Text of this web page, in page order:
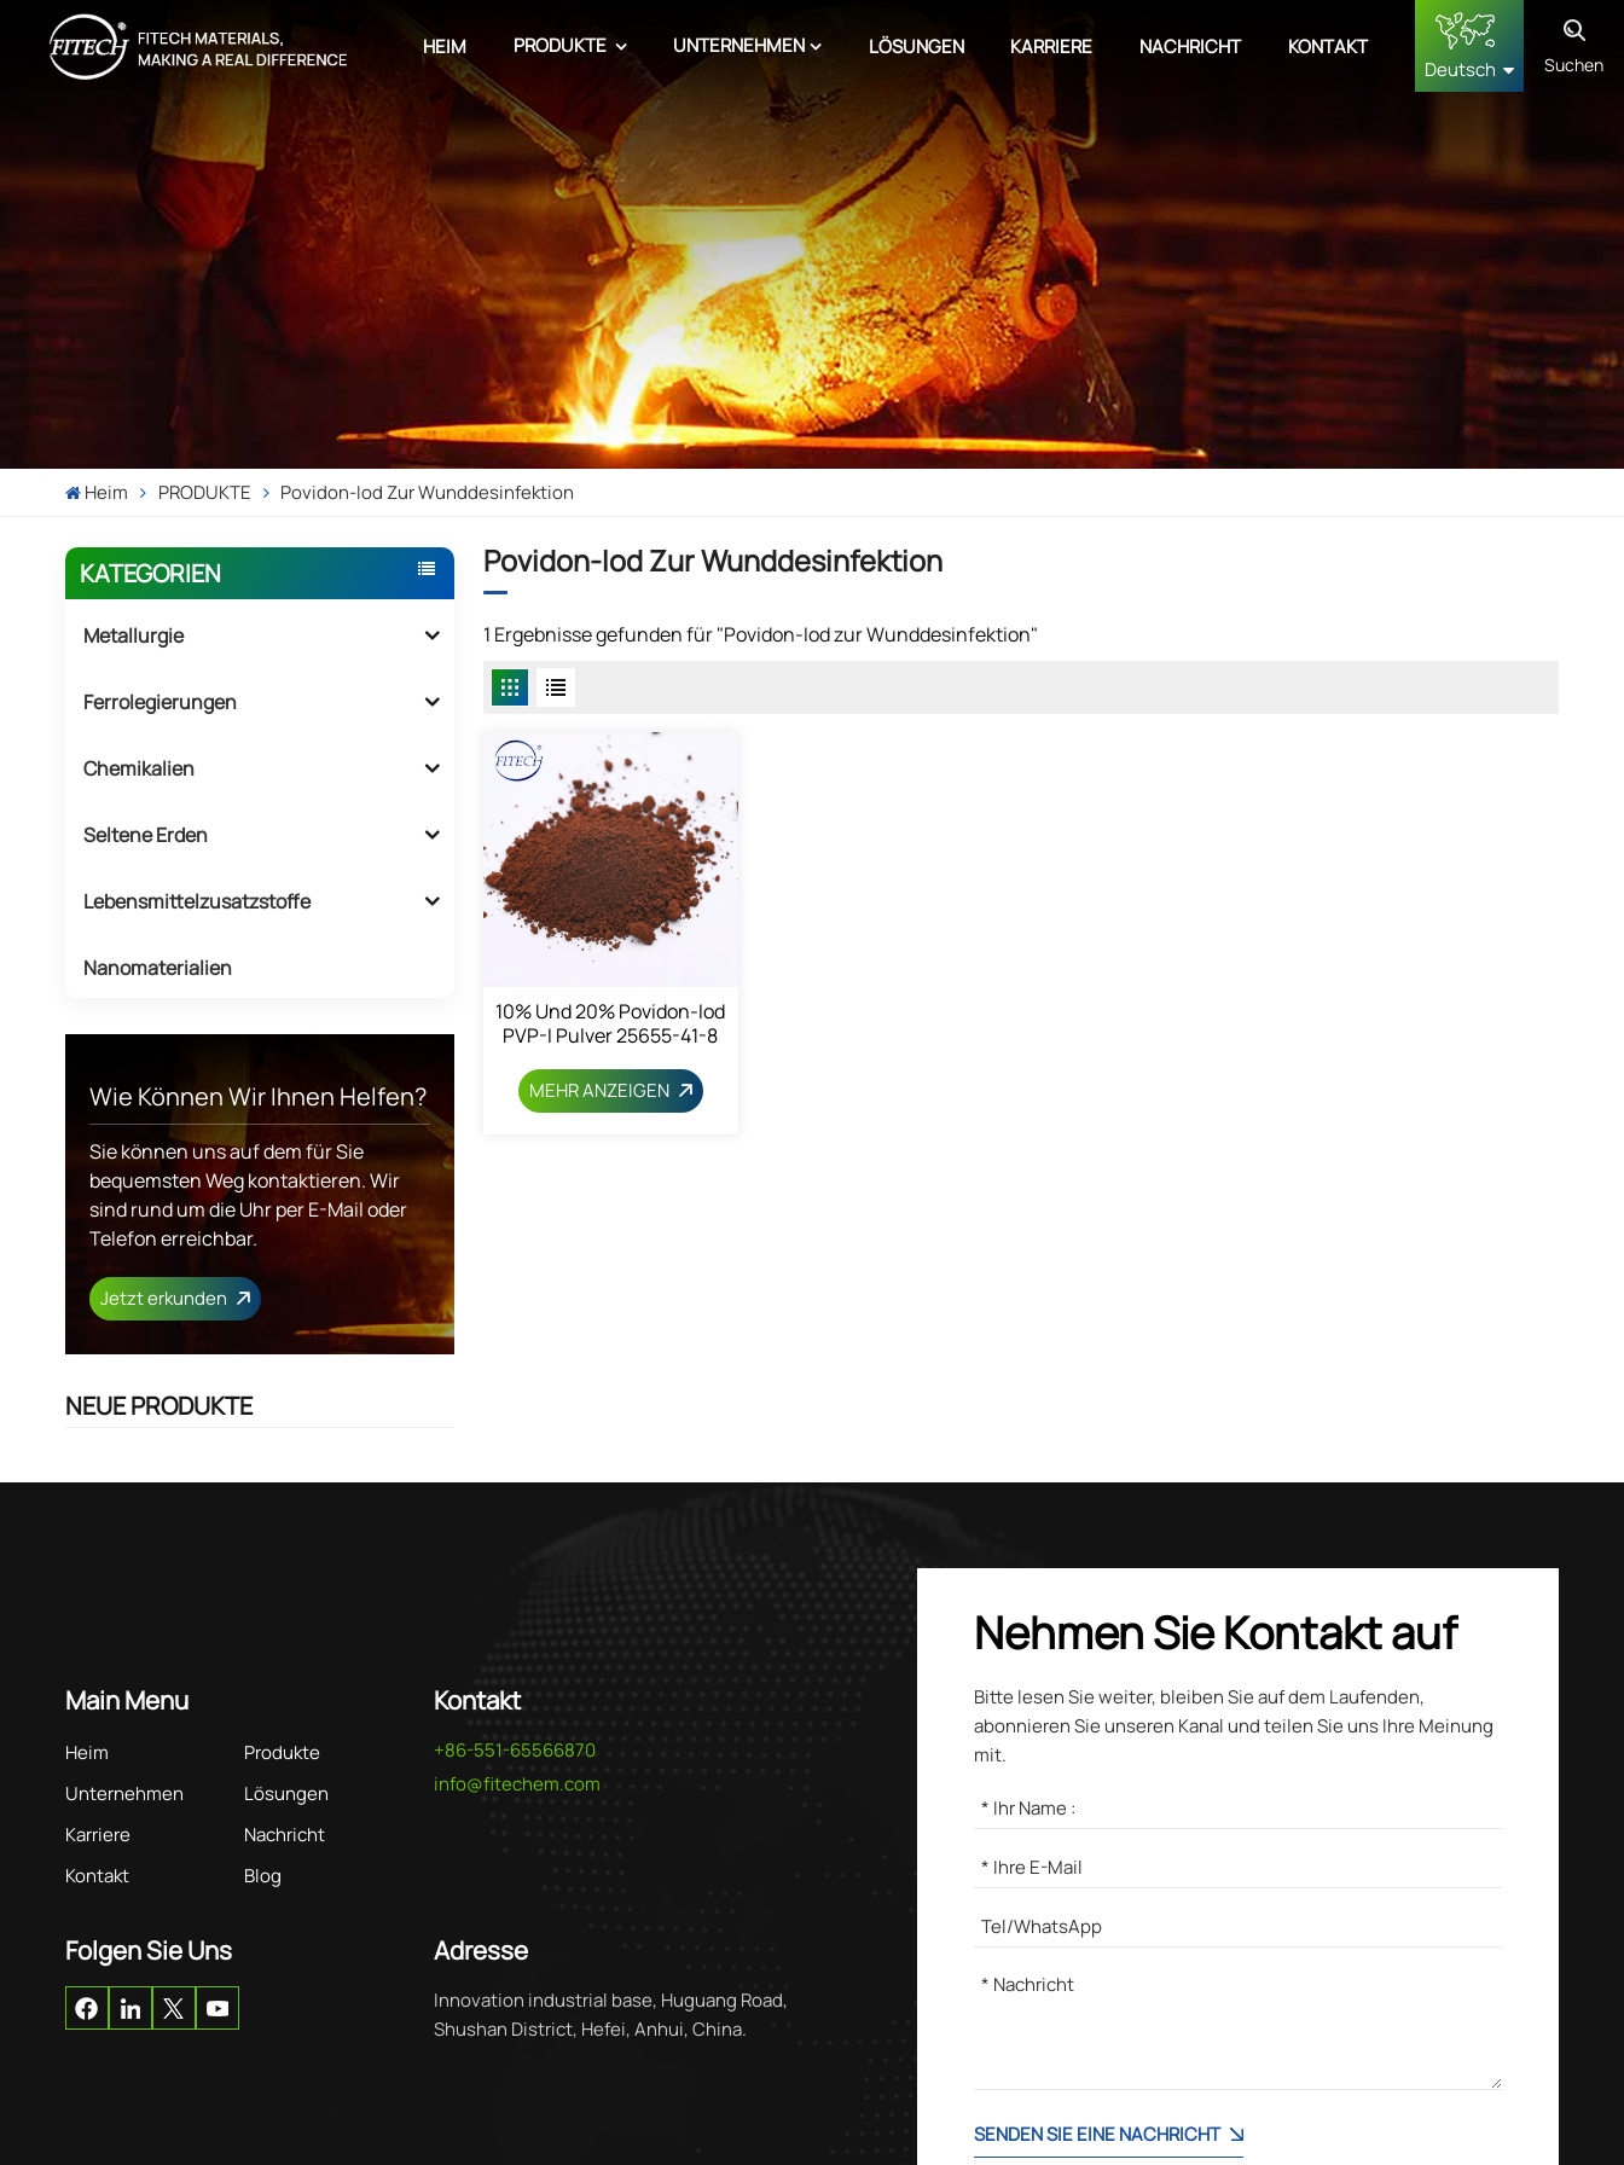
HEIM PRODUKTE UNTERNEHMEN LÖSUNGEN KARRIERE NACHRICHT
KONTAKT
Deutsch
français
Deutsch
русский
Suchen
Heim PRODUKTE Povidon-Iod Zur Wunddesinfektion
KATEGORIEN
Metallurgie
Ferrolegierungen
Chemikalien
Seltene Erden
Lebensmittelzusatzstoffe
Nanomaterialien
Wie Können Wir Ihnen Helfen?
Sie können uns auf dem für Sie
bequemsten Weg kontaktieren. Wir
sind rund um die Uhr per E-Mail oder
Telefon erreichbar.
Jetzt erkunden
NEUE PRODUKTE
Povidon-Iod Zur Wunddesinfektion
1 Ergebnisse gefunden für "Povidon-Iod zur Wunddesinfektion"
10% Und 20% Povidon-Iod
PVP-I Pulver 25655-41-8
MEHR ANZEIGEN
Main Menu
Heim
Produkte
Unternehmen
Lösungen
Karriere
Nachricht
Kontakt
Blog
Kontakt
+86-551-65566870
info@fitechem.com
Folgen Sie Uns Adresse
Innovation industrial base, Huguang Road,
Shushan District, Hefei, Anhui, China.
Nehmen Sie Kontakt auf
Bitte lesen Sie weiter, bleiben Sie auf dem Laufenden,
abonnieren Sie unseren Kanal und teilen Sie uns Ihre Meinung
mit.
SENDEN SIE EINE NACHRICHT